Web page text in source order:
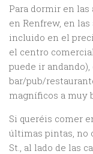
Para dormir en las
en Renfrew, en
incluido en el
el centro
puede ir andando),
bar/pub/
magníficos a muy
Si queréis comer
últimas pintas, no
St., al lado de las